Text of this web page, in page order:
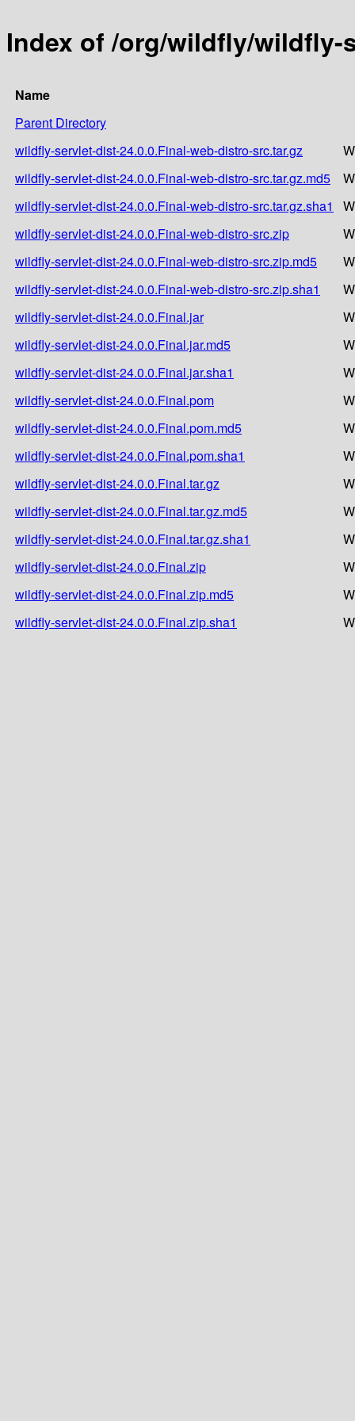
Index of /org/wildfly/wildfly-
Name
Parent Directory
wildfly-servlet-dist-24.0.0.Final-web-distro-src.tar.gz
wildfly-servlet-dist-24.0.0.Final-web-distro-src.tar.gz.md5
wildfly-servlet-dist-24.0.0.Final-web-distro-src.tar.gz.sha1
wildfly-servlet-dist-24.0.0.Final-web-distro-src.zip
wildfly-servlet-dist-24.0.0.Final-web-distro-src.zip.md5
wildfly-servlet-dist-24.0.0.Final-web-distro-src.zip.sha1
wildfly-servlet-dist-24.0.0.Final.jar
wildfly-servlet-dist-24.0.0.Final.jar.md5
wildfly-servlet-dist-24.0.0.Final.jar.sha1
wildfly-servlet-dist-24.0.0.Final.pom
wildfly-servlet-dist-24.0.0.Final.pom.md5
wildfly-servlet-dist-24.0.0.Final.pom.sha1
wildfly-servlet-dist-24.0.0.Final.tar.gz
wildfly-servlet-dist-24.0.0.Final.tar.gz.md5
wildfly-servlet-dist-24.0.0.Final.tar.gz.sha1
wildfly-servlet-dist-24.0.0.Final.zip
wildfly-servlet-dist-24.0.0.Final.zip.md5
wildfly-servlet-dist-24.0.0.Final.zip.sha1